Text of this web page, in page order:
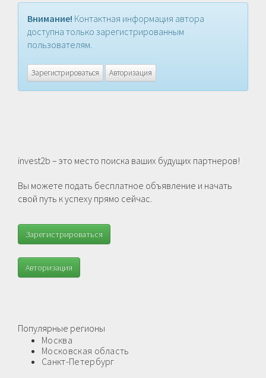
Внимание! Контактная информация автора
доступна только зарегистрированным
пользователям.
Зарегистрироваться Авторизация
invest2b – это место поиска ваших будущих партнеров!
Вы можете подать бесплатное объявление и начать
свой путь к успеху прямо сейчас.
Зарегистрироваться
Авторизация
Популярные регионы
Москва
Московская область
Санкт-Петербург